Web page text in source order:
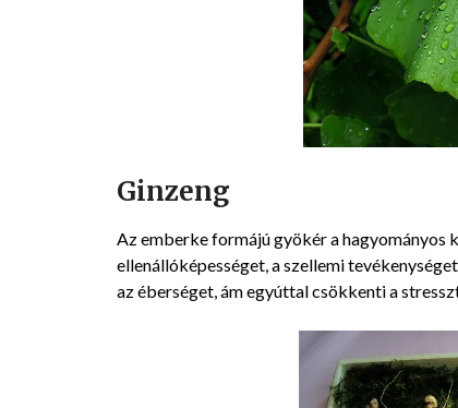
Ginzeng
Az emberke formájú gyökér a hagyományos
ellenállóképességet, a szellemi
az éberséget, ám egyúttal csökkenti a